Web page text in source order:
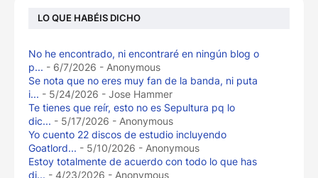
LO QUE HABÉIS DICHO
No he encontrado, ni encontraré en ningún blog o
p... - 6/7/2026 - Anonymous
Se nota que no eres muy fan de la banda, ni puta
i... - 5/24/2026 - Jose Hammer
Te tienes que reír, esto no es Sepultura pq lo
dic... - 5/17/2026 - Anonymous
Yo cuento 22 discos de estudio incluyendo
Goatlord... - 5/10/2026 - Anonymous
Estoy totalmente de acuerdo con todo lo que has
di... - 4/23/2026 - Anonymous